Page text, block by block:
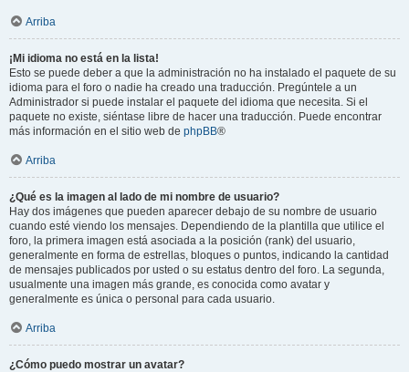
Arriba
¡Mi idioma no está en la lista!
Esto se puede deber a que la administración no ha instalado el paquete de su
idioma para el foro o nadie ha creado una traducción. Pregúntele a un
Administrador si puede instalar el paquete del idioma que necesita. Si el
paquete no existe, siéntase libre de hacer una traducción. Puede encontrar
más información en el sitio web de phpBB®
Arriba
¿Qué es la imagen al lado de mi nombre de usuario?
Hay dos imágenes que pueden aparecer debajo de su nombre de usuario
cuando esté viendo los mensajes. Dependiendo de la plantilla que utilice el
foro, la primera imagen está asociada a la posición (rank) del usuario,
generalmente en forma de estrellas, bloques o puntos, indicando la cantidad
de mensajes publicados por usted o su estatus dentro del foro. La segunda,
usualmente una imagen más grande, es conocida como avatar y
generalmente es única o personal para cada usuario.
Arriba
¿Cómo puedo mostrar un avatar?